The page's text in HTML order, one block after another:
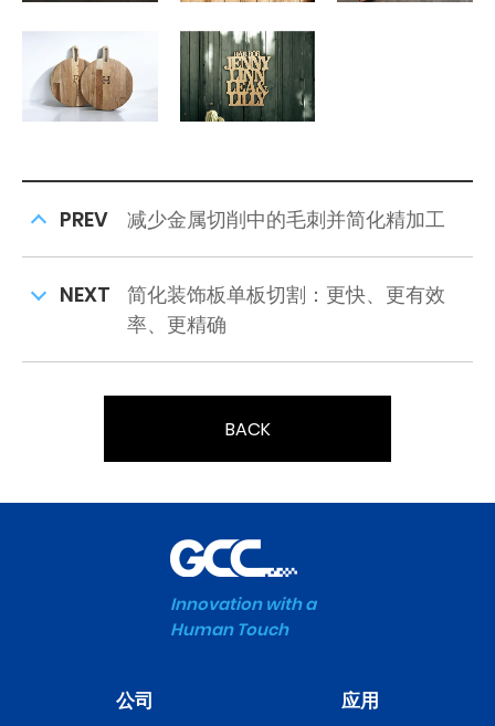
PREV 减少金属切削中的毛刺并简化精加工
NEXT
简化装饰板单板切割：更快、更有效
率、更精确
BACK
Innovation with a
Human Touch
公司 应用